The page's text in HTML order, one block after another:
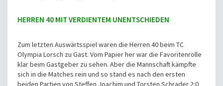
HERREN 40 MIT VERDIENTEM UNENTSCHIEDEN
Zum letzten Auswärtsspiel waren die Herren 40 beim TC
Olympia Lorsch zu Gast. Vom Papier her war die Favoritenrolle
klar beim Gastgeber zu sehen. Aber die Mannschaft kämpfte
sich in die Matches rein und so stand es nach den ersten
beiden Partien von Steffen Joachim und Torsten Schrader 2:0